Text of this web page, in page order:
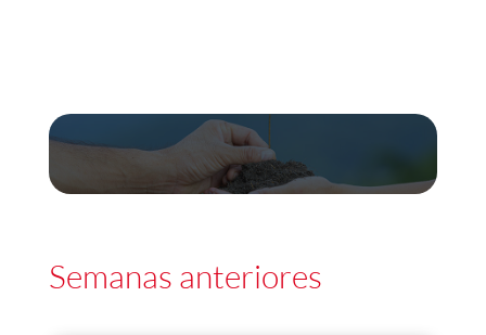
Semanas anteriores